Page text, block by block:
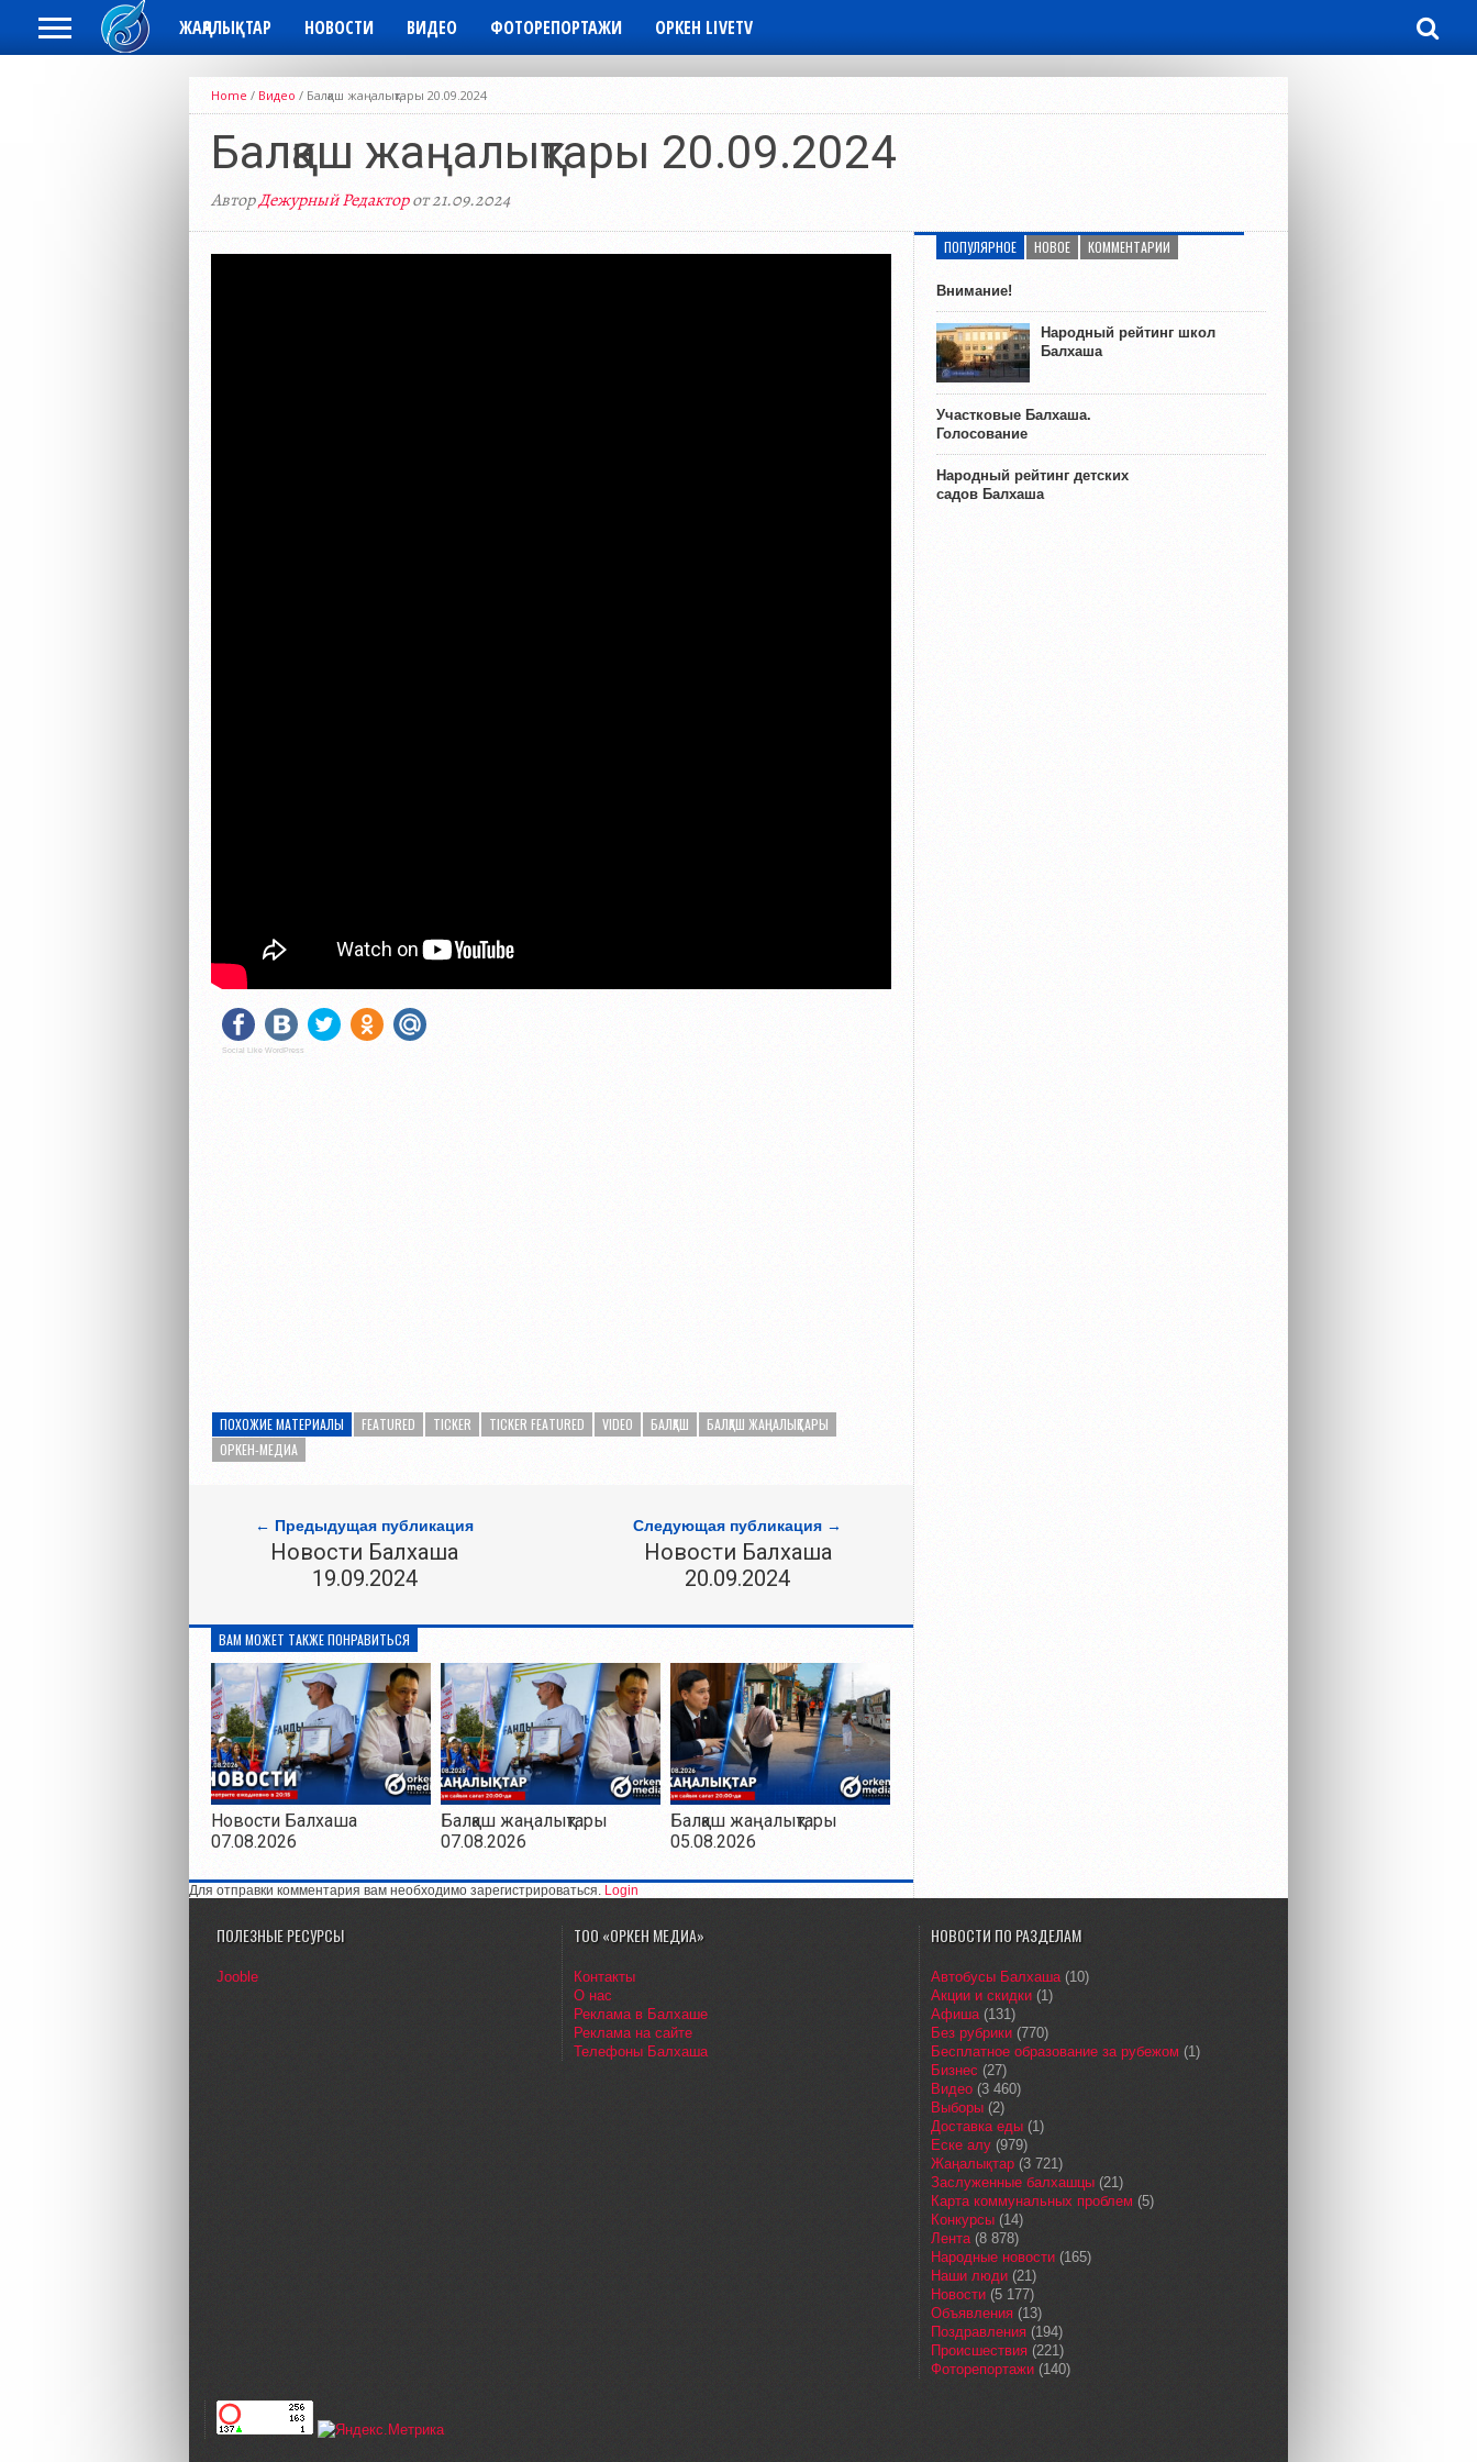
ЖАҢАЛЫҚТАР НОВОСТИ ВИДЕО ФОТОРЕПОРТАЖИ ОРКЕН LIVETV
Home / Видео / Балқаш жаңалықтары 20.09.2024
Балқаш жаңалықтары 20.09.2024
АвторДежурный Редакторот 21.09.2024
Social Like WordPress
ПОХОЖИЕ МАТЕРИАЛЫ FEATURED TICKER TICKER FEATURED VIDEO БАЛҚАШ
БАЛҚАШ ЖАҢАЛЫҚТАРЫ
ОРКЕН-МЕДИА
← Предыдущая публикация
Новости Балхаша
19.09.2024
Следующая публикация →
Новости Балхаша
20.09.2024
ВАМ МОЖЕТ ТАКЖЕ ПОНРАВИТЬСЯ
Новости Балхаша
07.08.2026
Балқаш жаңалықтары
07.08.2026
Балқаш жаңалықтары
05.08.2026
Для отправки комментария вам необходимо зарегистрироваться. Login
ПОПУЛЯРНОЕ НОВОЕ КОММЕНТАРИИ
Внимание!
Народный рейтинг школ
Балхаша
Участковые Балхаша.
Голосование
Народный рейтинг детских
садов Балхаша
ПОЛЕЗНЫЕ РЕСУРСЫ
Jooble
ТОО «ОРКЕН МЕДИА»
Контакты
О нас
Реклама в Балхаше
Реклама на сайте
Телефоны Балхаша
НОВОСТИ ПО РАЗДЕЛАМ
Автобусы Балхаша(10)
Акции и скидки (1)
Афиша(131)
Без рубрики (770)
Бесплатное образование за рубежом (1)
Бизнес (27)
Видео (3 460)
Выборы (2)
Доставка еды (1)
Еске алу (979)
Жаңалықтар (3 721)
Заслуженные балхашцы (21)
Карта коммунальных проблем (5)
Конкурсы (14)
Лента(8 878)
Народные новости (165)
Наши люди (21)
Новости (5 177)
Объявления (13)
Поздравления (194)
Происшествия (221)
Фоторепортажи (140)